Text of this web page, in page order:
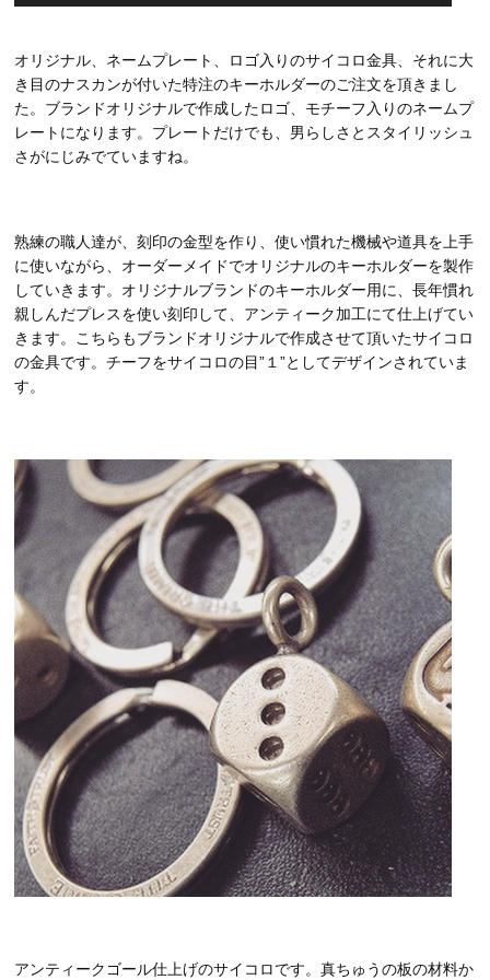
オリジナル、ネームプレート、ロゴ入りのサイコロ金具、それに大
き目のナスカンが付いた特注のキーホルダーのご注文を頂きまし
た。ブランドオリジナルで作成したロゴ、モチーフ入りのネームプ
レートになります。プレートだけでも、男らしさとスタイリッシュ
さがにじみでていますね。
熟練の職人達が、刻印の金型を作り、使い慣れた機械や道具を上手
に使いながら、オーダーメイドでオリジナルのキーホルダーを製作
していきます。オリジナルブランドのキーホルダー用に、長年慣れ
親しんだプレスを使い刻印して、アンティーク加工にて仕上げてい
きます。こちらもブランドオリジナルで作成させて頂いたサイコロ
の金具です。チーフをサイコロの目”１”としてデザインされていま
す。
アンティークゴール仕上げのサイコロです。真ちゅうの板の材料か